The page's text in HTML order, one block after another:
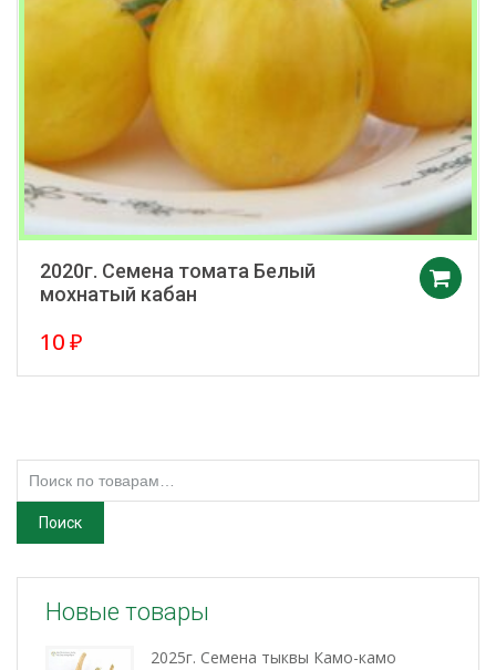
2020г. Семена томата Белый
мохнатый кабан
10₽
Искать:
Поиск
Новые товары
2025г. Семена тыквы Камо-камо